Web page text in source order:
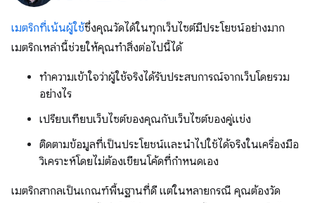
เมตริกที่เน้นผู้ใช้ซึ่งคุณวัดได้ในทุกเว็บไซต์มีประโยชน์อย่างมาก
เมตริกเหล่านี้ช่วยให้คุณทำสิ่งต่อไปนี้ได้
ทําความเข้าใจว่าผู้ใช้จริงได้รับประสบการณ์จากเว็บโดยรวม
อย่างไร
เปรียบเทียบเว็บไซต์ของคุณกับเว็บไซต์ของคู่แข่ง
ติดตามข้อมูลที่เป็นประโยชน์และนำไปใช้ได้จริงในเครื่องมือ
วิเคราะห์โดยไม่ต้องเขียนโค้ดที่กำหนดเอง
เมตริกสากลเป็นเกณฑ์พื้นฐานที่ดี แต่ในหลายกรณี คุณต้องวัด